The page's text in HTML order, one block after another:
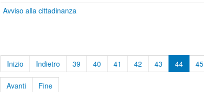
Avviso alla cittadinanza
Inizio Indietro 39 40 41 42 43 44 45
Avanti Fine